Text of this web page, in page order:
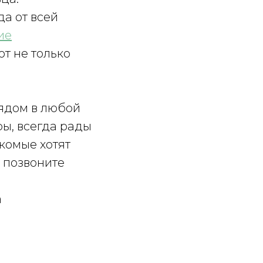
от всей
не только
в любой
всегда рады
хотят